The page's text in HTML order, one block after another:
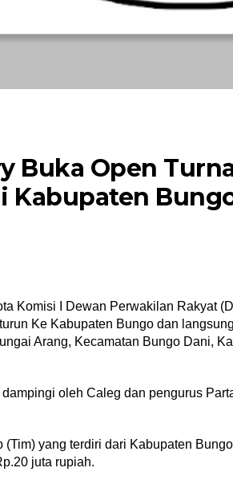
Buka Open
Kabupaten
Komisi I Dewan Perwakilan Rakyat
Ke Kabupaten Bungo dan
Arang, Kecamatan Bungo Dani,
oleh Caleg dan pengurus
yang terdiri dari Kabupaten
juta rupiah.